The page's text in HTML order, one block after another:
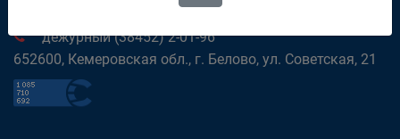
дежурный (38452) 2-01-96
652600, Кемеровская обл., г. Белово, ул. Советская, 21